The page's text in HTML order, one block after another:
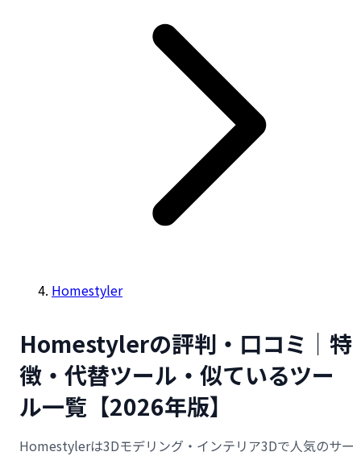
Homestyler
Homestylerの評判・口コミ｜特
徴・代替ツール・似ているツー
ル一覧【2026年版】
Homestylerは3Dモデリング・インテリア3Dで人気のサー